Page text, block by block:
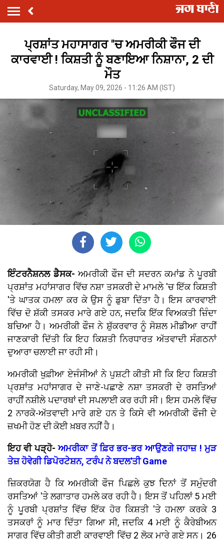
ਪ੍ਰਸ਼ਾਂਤ ਮਹਾਸਾਗਰ ''ਚ ਅਮਰੀਕੀ ਫੌਜ ਦੀ
ਕਾਰਵਾਈ ! ਕਿਸ਼ਤੀ ਨੂੰ ਬਣਾਇਆ ਨਿਸ਼ਾਨਾ, 2 ਦੀ
ਮੌਤ
Saturday, May 09, 2026 - 11:26 AM (IST)
ਇੰਟਰਨੈਸ਼ਨਲ ਡੈਸਕ- ਅਮਰੀਕੀ ਫੌਜ ਦੀ ਸਦਰਨ ਕਮਾਂਡ ਨੇ ਪੂਰਬੀ
ਪ੍ਰਸ਼ਾਂਤ ਮਹਾਂਸਾਗਰ ਵਿੱਚ ਨਸ਼ਾ ਤਸਕਰੀ ਦੇ ਮਾਮਲੇ 'ਚ ਇੱਕ ਕਿਸ਼ਤੀ
'ਤੇ ਘਾਤਕ ਹਮਲਾ ਕਰ ਕੇ ਉਸ ਨੂੰ ਡੁਬਾ ਦਿੱਤਾ ਹੈ। ਇਸ ਕਾਰਵਾਈ
ਵਿੱਚ ਦੋ ਸ਼ੱਕੀ ਤਸਕਰ ਮਾਰੇ ਗਏ ਹਨ, ਜਦਕਿ ਇੱਕ ਵਿਅਕਤੀ ਜ਼ਿੰਦਾ
ਬਚਿਆ ਹੈ। ਅਮਰੀਕੀ ਫੌਜ ਨੇ ਸ਼ੁੱਕਰਵਾਰ ਨੂੰ ਸੋਸ਼ਲ ਮੀਡੀਆ ਰਾਹੀਂ
ਜਾਣਕਾਰੀ ਦਿੱਤੀ ਕਿ ਇਹ ਕਿਸ਼ਤੀ ਨਿਰਧਾਰਤ ਅੱਤਵਾਦੀ ਸੰਗਠਨਾਂ
ਦੁਆਰਾ ਚਲਾਈ ਜਾ ਰਹੀ ਸੀ।
ਅਮਰੀਕੀ ਖੁਫ਼ੀਆ ਏਜੰਸੀਆਂ ਨੇ ਪੁਸ਼ਟੀ ਕੀਤੀ ਸੀ ਕਿ ਇਹ ਕਿਸ਼ਤੀ
ਪ੍ਰਸ਼ਾਂਤ ਮਹਾਂਸਾਗਰ ਦੇ ਜਾਣੇ-ਪਛਾਣੇ ਨਸ਼ਾ ਤਸਕਰੀ ਦੇ ਰਸਤਿਆਂ
ਰਾਹੀਂ ਨਸ਼ੀਲੇ ਪਦਾਰਥਾਂ ਦੀ ਸਪਲਾਈ ਕਰ ਰਹੀ ਸੀ। ਇਸ ਹਮਲੇ ਵਿੱਚ
2 ਨਾਰਕੋ-ਅੱਤਵਾਦੀ ਮਾਰੇ ਗਏ ਹਨ ਤੇ ਕਿਸੇ ਵੀ ਅਮਰੀਕੀ ਫੌਜੀ ਦੇ
ਜ਼ਖਮੀ ਹੋਣ ਦੀ ਕੋਈ ਖ਼ਬਰ ਨਹੀਂ ਹੈ।
ਇਹ ਵੀ ਪੜ੍ਹੋ-ਅਮਰੀਕਾ ਤੋਂ ਫ਼ਿਰ ਭਰ-ਭਰ ਆਉਣਗੇ ਜਹਾਜ਼ ! ਮੁੜ
ਤੇਜ਼ ਹੋਵੇਗੀ ਡਿਪੋਰਟੇਸ਼ਨ, ਟਰੰਪ ਨੇ ਬਦਲ'ਤੀ Game
ਜ਼ਿਕਰਯੋਗ ਹੈ ਕਿ ਅਮਰੀਕੀ ਫੌਜ ਪਿਛਲੇ ਕੁਝ ਦਿਨਾਂ ਤੋਂ ਸਮੁੰਦਰੀ
ਰਸਤਿਆਂ 'ਤੇ ਲਗਾਤਾਰ ਹਮਲੇ ਕਰ ਰਹੀ ਹੈ। ਇਸ ਤੋਂ ਪਹਿਲਾਂ 5 ਮਈ
ਨੂੰ ਪੂਰਬੀ ਪ੍ਰਸ਼ਾਂਤ ਵਿੱਚ ਇੱਕ ਹੋਰ ਕਿਸ਼ਤੀ 'ਤੇ ਹਮਲਾ ਕਰਕੇ 3
ਤਸਕਰਾਂ ਨੂੰ ਮਾਰ ਦਿੱਤਾ ਗਿਆ ਸੀ, ਜਦਕਿ 4 ਮਈ ਨੂੰ ਕੈਰੇਬੀਅਨ
ਸਾਗਰ ਵਿੱਚ ਕੀਤੀ ਗਈ ਕਾਰਵਾਈ ਵਿੱਚ 2 ਲੋਕ ਮਾਰੇ ਗਏ ਸਨ। 26